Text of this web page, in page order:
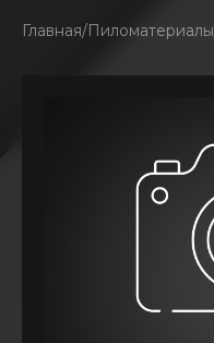
Главная Пиломатериалы